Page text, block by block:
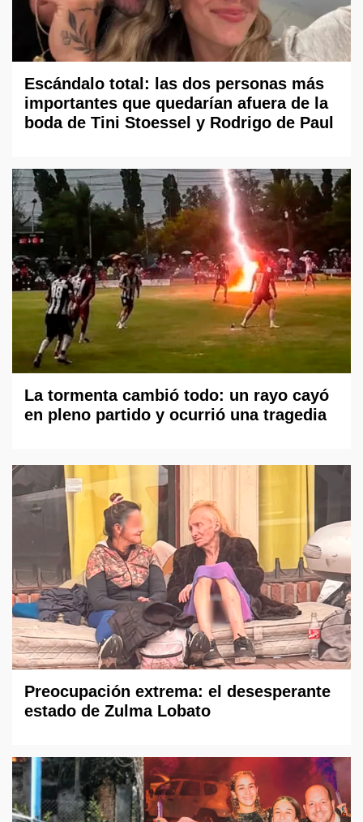
Escándalo total: las dos personas más
importantes que quedarían afuera de la
boda de Tini Stoessel y Rodrigo de Paul
La tormenta cambió todo: un rayo cayó
en pleno partido y ocurrió una tragedia
Preocupación extrema: el desesperante
estado de Zulma Lobato